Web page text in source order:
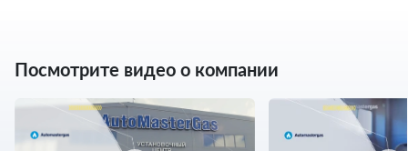
Посмотрите видео о компании